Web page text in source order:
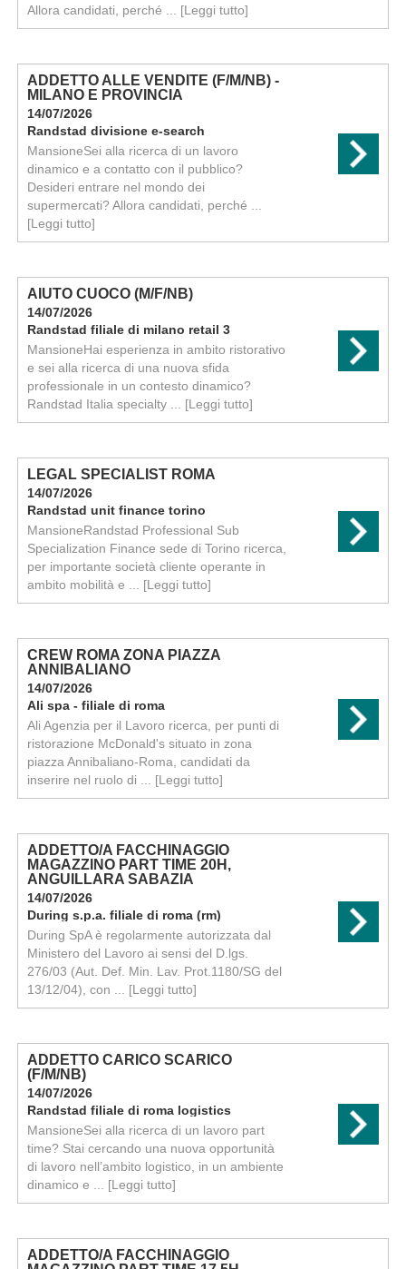
Allora candidati, perché ... [Leggi tutto]
ADDETTO ALLE VENDITE (F/M/NB) -
MILANO E PROVINCIA
14/07/2026
Randstad divisione e-search
MansioneSei alla ricerca di un lavoro
dinamico e a contatto con il pubblico?
Desideri entrare nel mondo dei
supermercati? Allora candidati, perché ...
[Leggi tutto]
AIUTO CUOCO (M/F/NB)
14/07/2026
Randstad filiale di milano retail 3
MansioneHai esperienza in ambito ristorativo
e sei alla ricerca di una nuova sfida
professionale in un contesto dinamico?
Randstad Italia specialty ... [Leggi tutto]
LEGAL SPECIALIST ROMA
14/07/2026
Randstad unit finance torino
MansioneRandstad Professional Sub
Specialization Finance sede di Torino ricerca,
per importante società cliente operante in
ambito mobilità e ... [Leggi tutto]
CREW ROMA ZONA PIAZZA
ANNIBALIANO
14/07/2026
Ali spa - filiale di roma
Ali Agenzia per il Lavoro ricerca, per punti di
ristorazione McDonald's situato in zona
piazza Annibaliano-Roma, candidati da
inserire nel ruolo di ... [Leggi tutto]
ADDETTO/A FACCHINAGGIO
MAGAZZINO PART TIME 20H,
ANGUILLARA SABAZIA
14/07/2026
During s.p.a. filiale di roma (rm)
During SpA è regolarmente autorizzata dal
Ministero del Lavoro ai sensi del D.lgs.
276/03 (Aut. Def. Min. Lav. Prot.1180/SG del
13/12/04), con ... [Leggi tutto]
ADDETTO CARICO SCARICO
(F/M/NB)
14/07/2026
Randstad filiale di roma logistics
MansioneSei alla ricerca di un lavoro part
time? Stai cercando una nuova opportunità
di lavoro nell’ambito logistico, in un ambiente
dinamico e ... [Leggi tutto]
ADDETTO/A FACCHINAGGIO